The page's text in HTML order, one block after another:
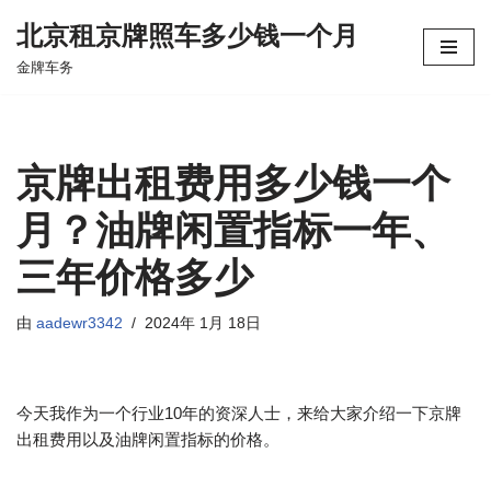
跳
北京租京牌照车多少钱一个月
金牌车务
京牌出租费用多少钱一个
月？油牌闲置指标一年、
三年价格多少
由 aadewr3342 2024年 1月 18日
今天我作为一个行业10年的资深人士，来给大家介绍一下京牌
出租费用以及油牌闲置指标的价格。